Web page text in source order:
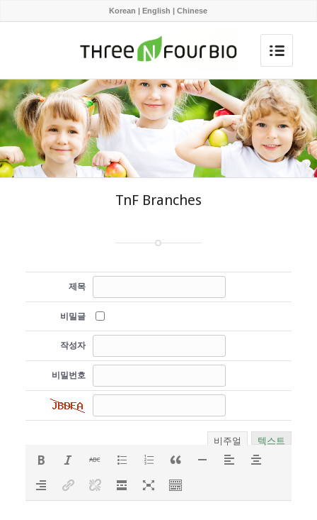
Korean |English |Chinese
TnF Branches
제목
비밀글
작성자
비밀번호
텍스트
비주얼